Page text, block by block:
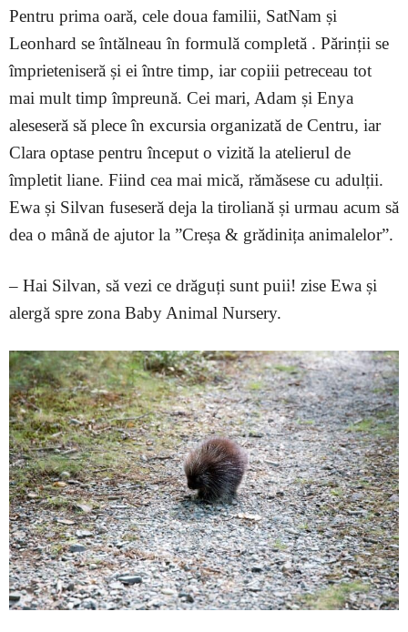
Pentru prima oară, cele doua familii, SatNam și
Leonhard se întălneau în formulă completă . Părinții se
împrieteniseră și ei între timp, iar copiii petreceau tot
mai mult timp împreună. Cei mari, Adam și Enya
aleseseră să plece în excursia organizată de Centru, iar
Clara optase pentru început o vizită la atelierul de
împletit liane. Fiind cea mai mică, rămăsese cu adulții.
Ewa și Silvan fuseseră deja la tiroliană și urmau acum să
dea o mână de ajutor la ”Creșa & grădinița animalelor”.
– Hai Silvan, să vezi ce drăguți sunt puii! zise Ewa și
alergă spre zona Baby Animal Nursery.